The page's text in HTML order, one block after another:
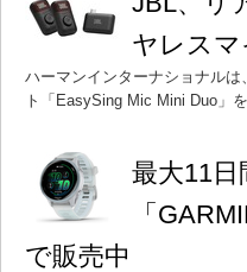
ヤレスマ
ハーマンインターナショナル
ト「EasySing Mic Mini Duo」を
最大11
「
で販売中